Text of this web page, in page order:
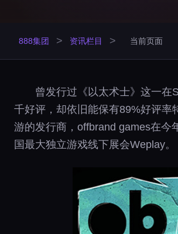
888集团 > 资讯栏目 > 当前页面
曾发行过《以太术士》这一在
千好评，却依旧能保有89%好评率
游的发行商，offbrand games在今
国最大独立游戏线下展会Weplay。